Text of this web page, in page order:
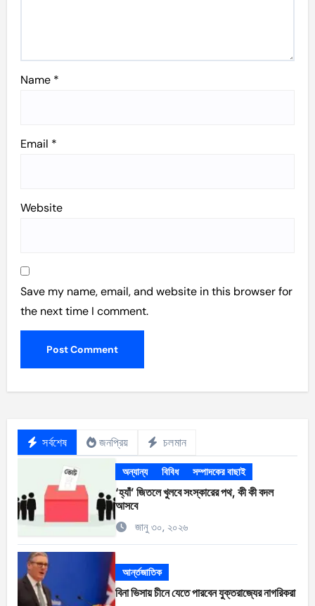
Name *
Email *
Website
Save my name, email, and website in this browser for
the next time I comment.
সর্বশেষ জনপ্রিয় চলমান
অন্যান্য বিবিধ সম্পাদকের বাছাই
‘হ্যাঁ’ জিতলে খুলবে সংস্কারের পথ, কী কী বদল
আসবে
জানু ৩০, ২০২৬
আর্ন্তজাতিক
বিনা ভিসায় চীনে যেতে পারবেন যুক্তরাজ্যের নাগরিকরা